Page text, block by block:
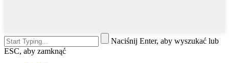
Naciśnij Enter, aby wyszukać lub
ESC, aby zamknąć